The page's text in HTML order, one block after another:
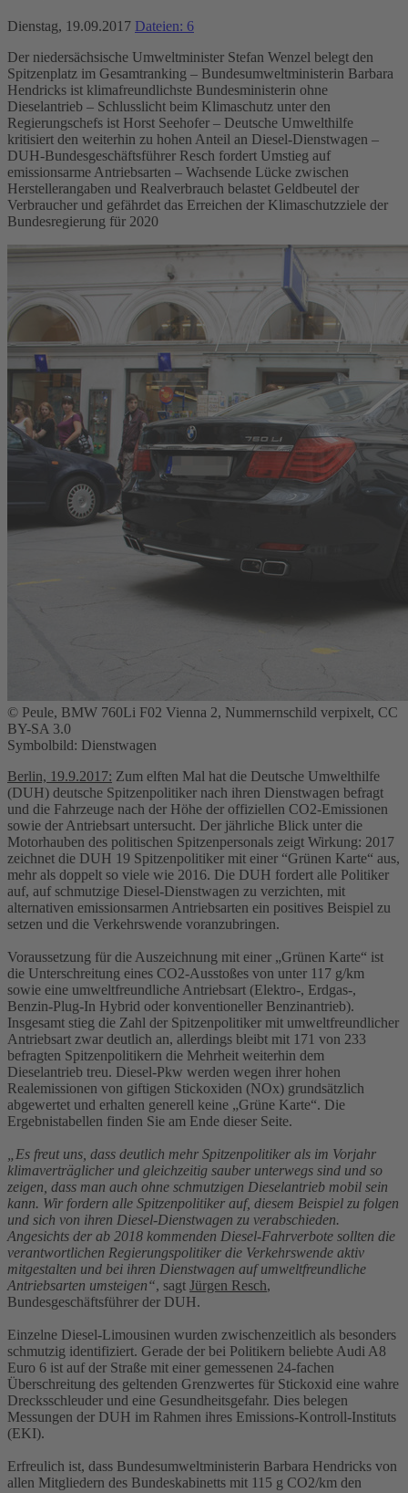
Dienstag, 19.09.2017 Dateien: 6
Der niedersächsische Umweltminister Stefan Wenzel belegt den
Spitzenplatz im Gesamtranking – Bundesumweltministerin Barbara
Hendricks ist klimafreundlichste Bundesministerin ohne
Dieselantrieb – Schlusslicht beim Klimaschutz unter den
Regierungschefs ist Horst Seehofer – Deutsche Umwelthilfe
kritisiert den weiterhin zu hohen Anteil an Diesel-Dienstwagen –
DUH-Bundesgeschäftsführer Resch fordert Umstieg auf
emissionsarme Antriebsarten – Wachsende Lücke zwischen
Herstellerangaben und Realverbrauch belastet Geldbeutel der
Verbraucher und gefährdet das Erreichen der Klimaschutzziele der
Bundesregierung für 2020
© Peule, BMW 760Li F02 Vienna 2, Nummernschild verpixelt, CC
BY-SA 3.0
Symbolbild: Dienstwagen
Berlin, 19.9.2017: Zum elften Mal hat die Deutsche Umwelthilfe
(DUH) deutsche Spitzenpolitiker nach ihren Dienstwagen befragt
und die Fahrzeuge nach der Höhe der offiziellen CO2-Emissionen
sowie der Antriebsart untersucht. Der jährliche Blick unter die
Motorhauben des politischen Spitzenpersonals zeigt Wirkung: 2017
zeichnet die DUH 19 Spitzenpolitiker mit einer “Grünen Karte“ aus,
mehr als doppelt so viele wie 2016. Die DUH fordert alle Politiker
auf, auf schmutzige Diesel-Dienstwagen zu verzichten, mit
alternativen emissionsarmen Antriebsarten ein positives Beispiel zu
setzen und die Verkehrswende voranzubringen.
Voraussetzung für die Auszeichnung mit einer „Grünen Karte“ ist
die Unterschreitung eines CO2-Ausstoßes von unter 117 g/km
sowie eine umweltfreundliche Antriebsart (Elektro-, Erdgas-,
Benzin-Plug-In Hybrid oder konventioneller Benzinantrieb).
Insgesamt stieg die Zahl der Spitzenpolitiker mit umweltfreundlicher
Antriebsart zwar deutlich an, allerdings bleibt mit 171 von 233
befragten Spitzenpolitikern die Mehrheit weiterhin dem
Dieselantrieb treu. Diesel-Pkw werden wegen ihrer hohen
Realemissionen von giftigen Stickoxiden (NOx) grundsätzlich
abgewertet und erhalten generell keine „Grüne Karte“. Die
Ergebnistabellen finden Sie am Ende dieser Seite.
„Es freut uns, dass deutlich mehr Spitzenpolitiker als im Vorjahr
klimaverträglicher und gleichzeitig sauber unterwegs sind und so
zeigen, dass man auch ohne schmutzigen Dieselantrieb mobil sein
kann. Wir fordern alle Spitzenpolitiker auf, diesem Beispiel zu folgen
und sich von ihren Diesel-Dienstwagen zu verabschieden.
Angesichts der ab 2018 kommenden Diesel-Fahrverbote sollten die
verantwortlichen Regierungspolitiker die Verkehrswende aktiv
mitgestalten und bei ihren Dienstwagen auf umweltfreundliche
Antriebsarten umsteigen“, sagt Jürgen Resch,
Bundesgeschäftsführer der DUH.
Einzelne Diesel-Limousinen wurden zwischenzeitlich als besonders
schmutzig identifiziert. Gerade der bei Politikern beliebte Audi A8
Euro 6 ist auf der Straße mit einer gemessenen 24-fachen
Überschreitung des geltenden Grenzwertes für Stickoxid eine wahre
Drecksschleuder und eine Gesundheitsgefahr. Dies belegen
Messungen der DUH im Rahmen ihres Emissions-Kontroll-Instituts
(EKI).
Erfreulich ist, dass Bundesumweltministerin Barbara Hendricks von
allen Mitgliedern des Bundeskabinetts mit 115 g CO2/km den